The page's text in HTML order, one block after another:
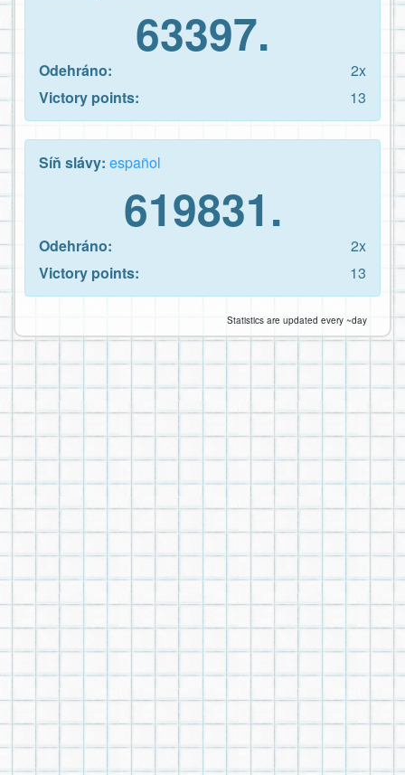
63397.
Odehráno:
2x
Victory points:
13
Síň slávy: español
619831.
Odehráno:
2x
Victory points:
13
Statistics are updated every ~day